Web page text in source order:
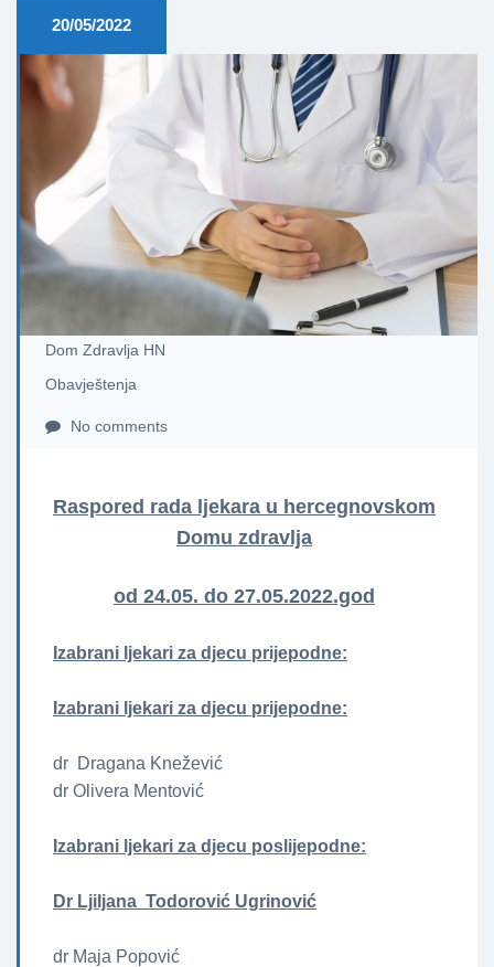
20/05/2022
Dom Zdravlja HN
Obavještenja
No comments
Raspored rada ljekara u hercegnovskom
Domu zdravlja
od 24.05. do 27.05.2022.god
Izabrani ljekari za djecu prijepodne:
Izabrani ljekari za djecu prijepodne:
dr Dragana Knežević
dr Olivera Mentović
Izabrani ljekari za djecu poslijepodne:
Dr Ljiljana Todorović Ugrinović
dr Maja Popović